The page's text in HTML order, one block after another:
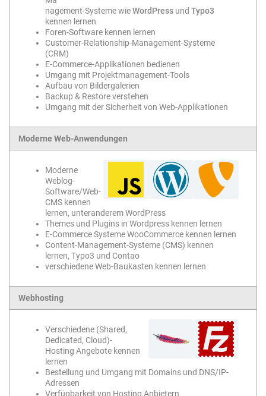
nagement-Systeme wieWordPress und Typo3
kennen lernen
Foren-Software kennen lernen
Customer-Relationship-Management-Systeme
(CRM)
E-Commerce-Applikationen bedienen
Umgang mit Projektmanagement-Tools
Aufbau von Bildergalerien
Backup & Restore verstehen
Umgang mit der Sicherheit von Web-Applikationen
Moderne Web-Anwendungen
Moderne
Weblog-
Software/Web-
CMS kennen
lernen, unteranderem WordPress
Themes und Plugins in Wordpress kennen lernen
E-Commerce Systeme WooCommerce kennen lernen
Content-Management-Systeme (CMS) kennen
lernen, Typo3 und Contao
verschiedene Web-Baukasten kennen lernen
Webhosting
Verschiedene (Shared,
Dedicated, Cloud)-
Hosting Angebote kennen
lernen
Bestellung und Umgang mit Domains und DNS/IP-
Adressen
Verfügbarkeit von Hosting Anbietern